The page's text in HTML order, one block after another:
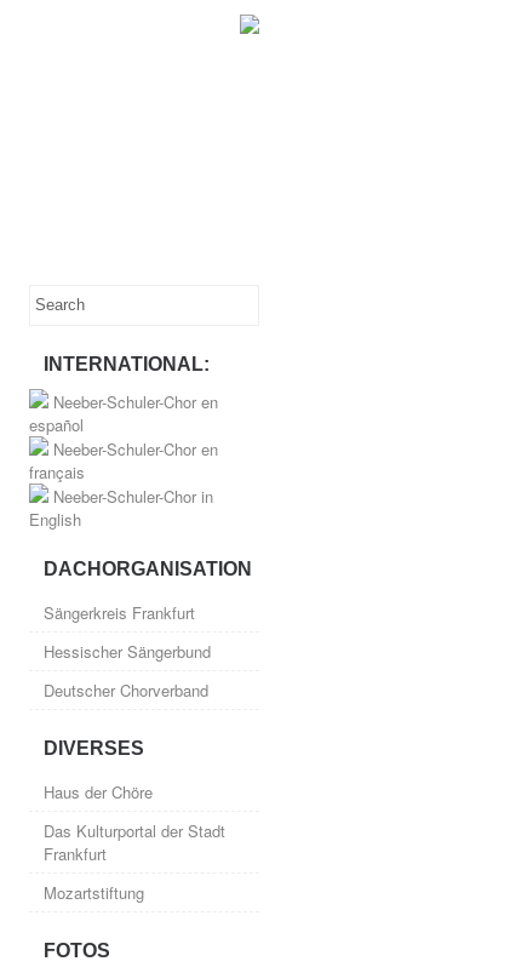
INTERNATIONAL:
Neeber-Schuler-Chor en
español
Neeber-Schuler-Chor en
français
Neeber-Schuler-Chor in
English
DACHORGANISATION
Sängerkreis Frankfurt
Hessischer Sängerbund
Deutscher Chorverband
DIVERSES
Haus der Chöre
Das Kulturportal der Stadt
Frankfurt
Mozartstiftung
FOTOS